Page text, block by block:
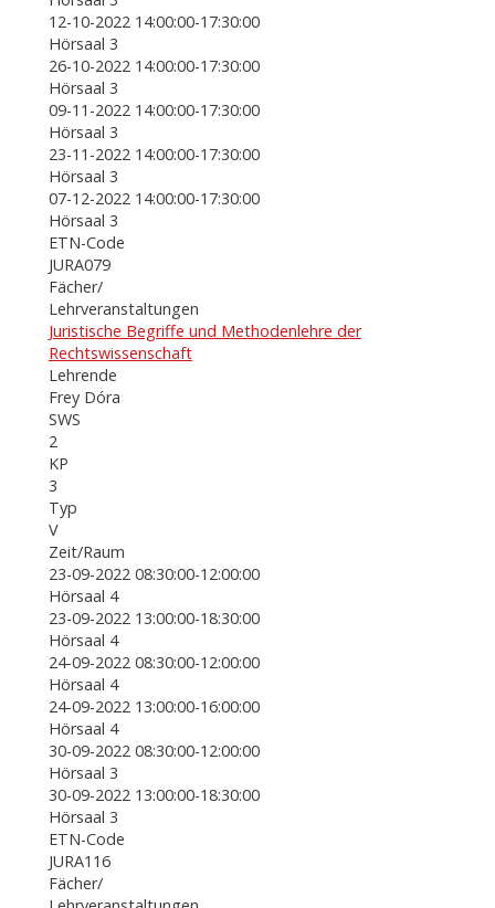
12-10-2022 14:00:00-17:30:00
Hörsaal 3
26-10-2022 14:00:00-17:30:00
Hörsaal 3
09-11-2022 14:00:00-17:30:00
Hörsaal 3
23-11-2022 14:00:00-17:30:00
Hörsaal 3
07-12-2022 14:00:00-17:30:00
Hörsaal 3
ETN-Code
JURA079
Fächer/
Lehrveranstaltungen
Juristische Begriffe und Methodenlehre der
Rechtswissenschaft
Lehrende
Frey Dóra
SWS
2
KP
3
Typ
V
Zeit/Raum
23-09-2022 08:30:00-12:00:00
Hörsaal 4
23-09-2022 13:00:00-18:30:00
Hörsaal 4
24-09-2022 08:30:00-12:00:00
Hörsaal 4
24-09-2022 13:00:00-16:00:00
Hörsaal 4
30-09-2022 08:30:00-12:00:00
Hörsaal 3
30-09-2022 13:00:00-18:30:00
Hörsaal 3
ETN-Code
JURA116
Fächer/